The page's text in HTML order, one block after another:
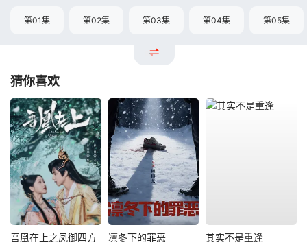
第01集 第02集 第03集 第04集 第05集
猜你喜欢
吾凰在上之凤御四方 凛冬下的罪恶 其实不是重逢